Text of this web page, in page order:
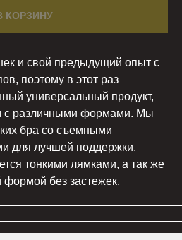
КОРЗИНУ
и свой предыдущий опыт с
поэтому в этот раз
универсальный продукт,
с различными формами. Мы
бра со съемными
для лучшей поддержки.
тонкими лямками, а так же
без застежек.